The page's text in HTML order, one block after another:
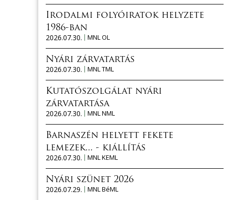
Irodalmi folyóiratok helyzete
1986-ban
2026.07.30.
MNL OL
Nyári zárvatartás
2026.07.30.
MNL TML
Kutatószolgálat nyári
zárvatartása
2026.07.30.
MNL NML
Barnaszén helyett fekete
lemezek... - kiállítás
2026.07.30.
MNL KEML
Nyári szünet 2026
2026.07.29.
MNL BéML